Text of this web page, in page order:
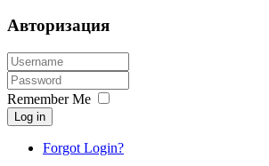
Авторизация
Remember Me
Log in
Forgot Login?